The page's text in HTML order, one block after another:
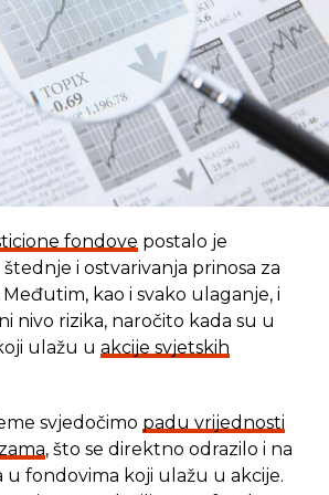
REKLAMA
tradicionalni oblici štednje nude
ovaj Fond se nameće kao
svima koji žele da njihov novac
fondove postalo je
i ostvarivanja prinosa za
kao i svako ulaganje, i
nivo rizika, naročito kada su u
ulažu u akcije svjetskih
svjedočimo padu vrijednosti
, što se direktno odrazilo i na
fondovima koji ulažu u akcije.